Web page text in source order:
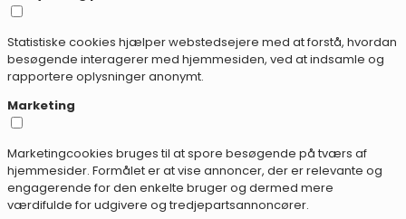
Statistiske cookies hjælper webstedsejere med at forstå, hvordan
besøgende interagerer med hjemmesiden, ved at indsamle og
rapportere oplysninger anonymt.
Marketing
Marketingcookies bruges til at spore besøgende på tværs af
hjemmesider. Formålet er at vise annoncer, der er relevante og
engagerende for den enkelte bruger og dermed mere
værdifulde for udgivere og tredjepartsannoncører.